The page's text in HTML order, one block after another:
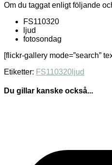
Om du taggat enligt följande
FS110320
ljud
fotosondag
[flickr-gallery mode=”search”
Etiketter: FS110320 ljud
Du gillar kanske också...